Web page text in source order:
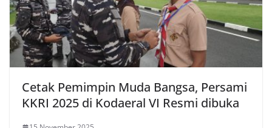
Cetak Pemimpin Muda Bangsa, Persami
KKRI 2025 di Kodaeral VI Resmi dibuka